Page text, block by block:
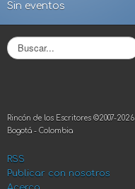
Sin eventos
B
u
r
.
.
Rincón de los Escritores ©2007-2026
Bogotá - Colombia
RSS
Publicar con nosotros